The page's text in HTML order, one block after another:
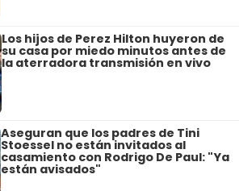
Los hijos de Perez Hilton huyeron de
su casa por miedo minutos antes de
la aterradora transmisión en vivo
Aseguran que los padres de Tini
Stoessel no están invitados al
casamiento con Rodrigo De Paul: "Ya
están avisados"